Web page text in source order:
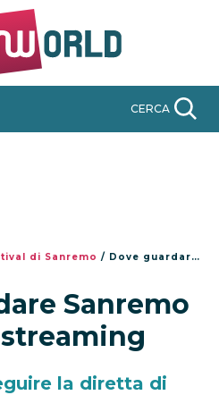
CERCA
di Sanremo / Dove guardare Sanremo 2023 in streaming
Sanremo
la diretta di